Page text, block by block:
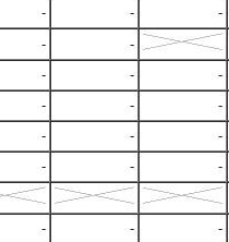
- - -
-
-
- - -
- - -
- - -
- - -
- - -